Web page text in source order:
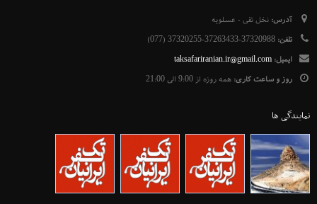
آدرس: نخل تقی - عسلویه
تلفن: 37320988-37263433-37320255 (077)
ایمیل: taksafariranian.ir@gmail.com
روز و ساعت کاری: همه روزه از 9:00 الی 21:00
نمایندگی ها